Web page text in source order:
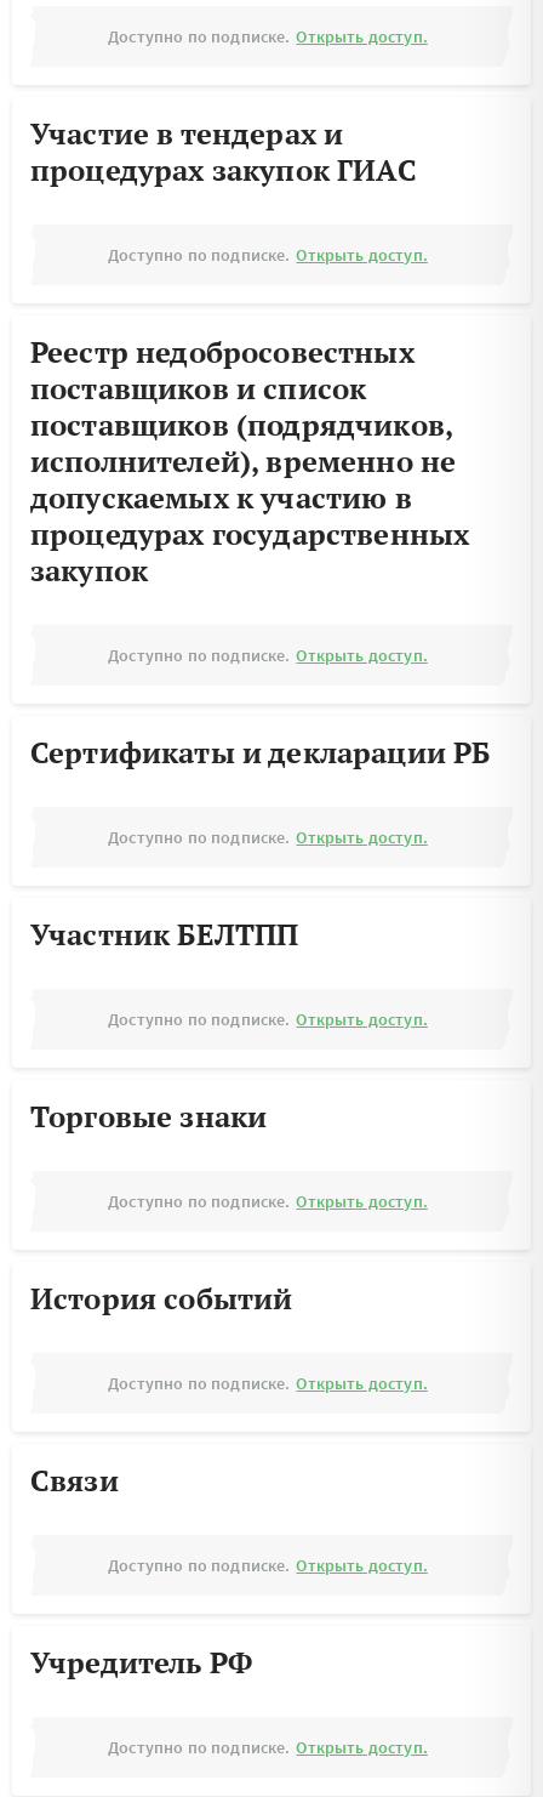
Доступно по подписке. Открыть доступ.
Участие в тендерах и
процедурах закупок ГИАС
Доступно по подписке. Открыть доступ.
Реестр недобросовестных
поставщиков и список
поставщиков (подрядчиков,
исполнителей), временно не
допускаемых к участию в
процедурах государственных
закупок
Доступно по подписке. Открыть доступ.
Сертификаты и декларации РБ
Доступно по подписке. Открыть доступ.
Участник БЕЛТПП
Доступно по подписке. Открыть доступ.
Торговые знаки
Доступно по подписке. Открыть доступ.
История событий
Доступно по подписке. Открыть доступ.
Связи
Доступно по подписке. Открыть доступ.
Учредитель РФ
Доступно по подписке. Открыть доступ.